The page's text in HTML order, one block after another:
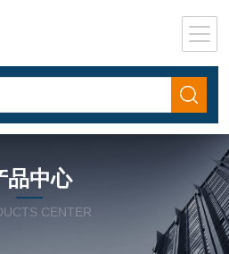
品中心
CENTER